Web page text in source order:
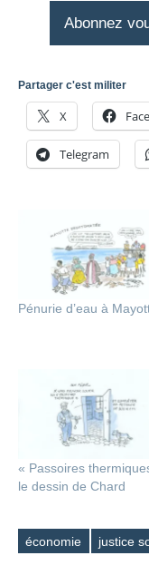
Abonnez
Partager c'est militer
X
Telegram
Pénurie d’eau à
« Passoires
le dessin de Chard
Étiquettes
économie justice